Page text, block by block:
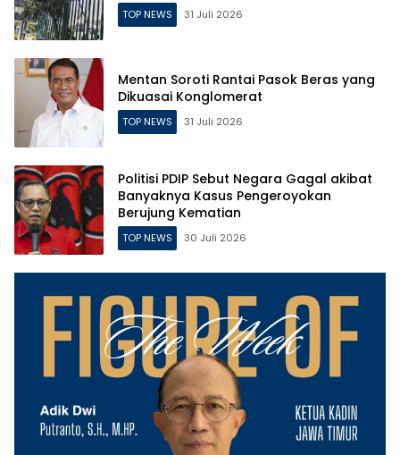
TOP NEWS 31 Juli 2026
Mentan Soroti Rantai Pasok Beras yang
Dikuasai Konglomerat
TOP NEWS 31 Juli 2026
Politisi PDIP Sebut Negara Gagal akibat
Banyaknya Kasus Pengeroyokan
Berujung Kematian
TOP NEWS 30 Juli 2026